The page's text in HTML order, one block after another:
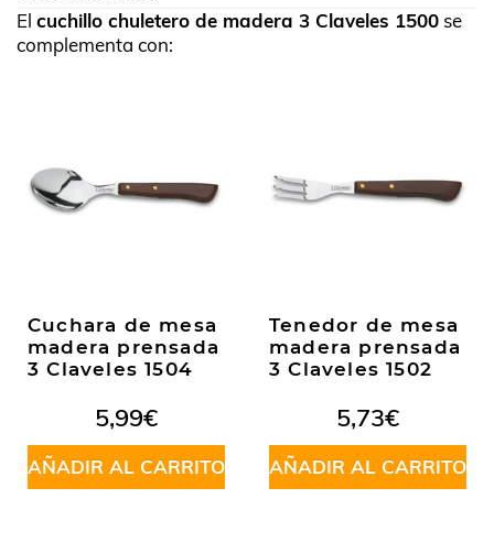
El cuchillo chuletero de madera 3 Claveles 1500 se
complementa con:
Cuchara de mesa
madera prensada
3 Claveles 1504
5,99€
AÑADIR AL CARRITO
Tenedor de mesa
madera prensada
3 Claveles 1502
5,73€
AÑADIR AL CARRITO